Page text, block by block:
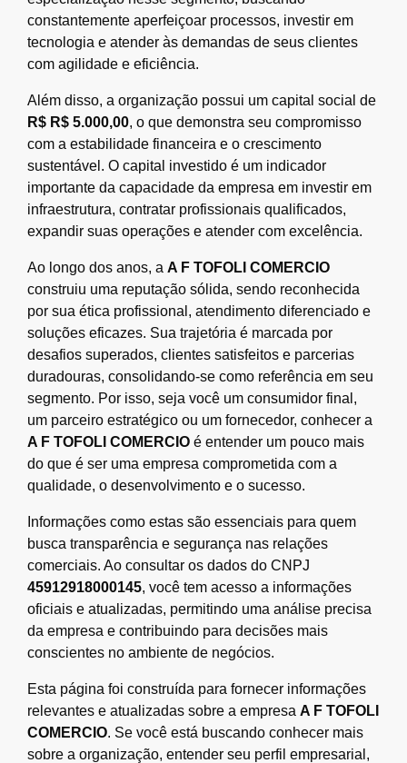
constantemente aperfeiçoar processos, investir em
tecnologia e atender às demandas de seus clientes
com agilidade e eficiência.
Além disso, a organização possui um capital social de
R$ R$ 5.000,00, o que demonstra seu compromisso
com a estabilidade financeira e o crescimento
sustentável. O capital investido é um indicador
importante da capacidade da empresa em investir em
infraestrutura, contratar profissionais qualificados,
expandir suas operações e atender com excelência.
Ao longo dos anos, a A F TOFOLI COMERCIO
construiu uma reputação sólida, sendo reconhecida
por sua ética profissional, atendimento diferenciado e
soluções eficazes. Sua trajetória é marcada por
desafios superados, clientes satisfeitos e parcerias
duradouras, consolidando-se como referência em seu
segmento. Por isso, seja você um consumidor final,
um parceiro estratégico ou um fornecedor, conhecer a
A F TOFOLI COMERCIO é entender um pouco mais
do que é ser uma empresa comprometida com a
qualidade, o desenvolvimento e o sucesso.
Informações como estas são essenciais para quem
busca transparência e segurança nas relações
comerciais. Ao consultar os dados do CNPJ
45912918000145, você tem acesso a informações
oficiais e atualizadas, permitindo uma análise precisa
da empresa e contribuindo para decisões mais
conscientes no ambiente de negócios.
Esta página foi construída para fornecer informações
relevantes e atualizadas sobre a empresa A F TOFOLI
COMERCIO. Se você está buscando conhecer mais
sobre a organização, entender seu perfil empresarial,